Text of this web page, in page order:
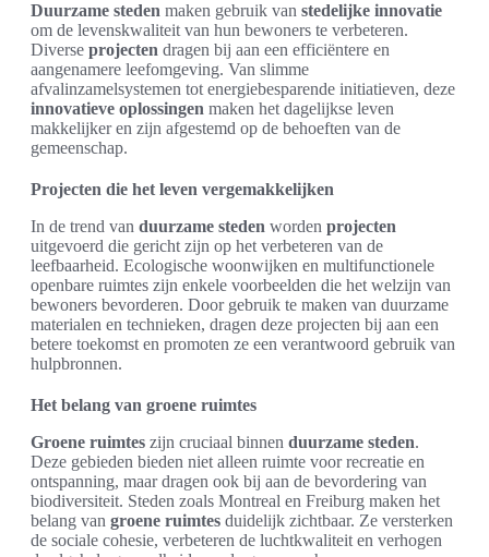
Duurzame steden maken gebruik van stedelijke innovatie
om de levenskwaliteit van hun bewoners te verbeteren.
Diverse projecten dragen bij aan een efficiëntere en
aangenamere leefomgeving. Van slimme
afvalinzamelsystemen tot energiebesparende initiatieven, deze
innovatieve oplossingen maken het dagelijkse leven
makkelijker en zijn afgestemd op de behoeften van de
gemeenschap.
Projecten die het leven vergemakkelijken
In de trend van duurzame steden worden projecten
uitgevoerd die gericht zijn op het verbeteren van de
leefbaarheid. Ecologische woonwijken en multifunctionele
openbare ruimtes zijn enkele voorbeelden die het welzijn van
bewoners bevorderen. Door gebruik te maken van duurzame
materialen en technieken, dragen deze projecten bij aan een
betere toekomst en promoten ze een verantwoord gebruik van
hulpbronnen.
Het belang van groene ruimtes
Groene ruimtes zijn cruciaal binnen duurzame steden.
Deze gebieden bieden niet alleen ruimte voor recreatie en
ontspanning, maar dragen ook bij aan de bevordering van
biodiversiteit. Steden zoals Montreal en Freiburg maken het
belang van groene ruimtes duidelijk zichtbaar. Ze versterken
de sociale cohesie, verbeteren de luchtkwaliteit en verhogen